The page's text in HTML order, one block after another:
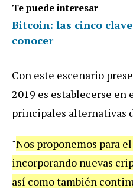
Te puede interesar
Bitcoin: las cinco
conocer
Con este escenario
2019 es establecerse en
principales alternativas
"Nos proponemos para
incorporando nuevas
así como también